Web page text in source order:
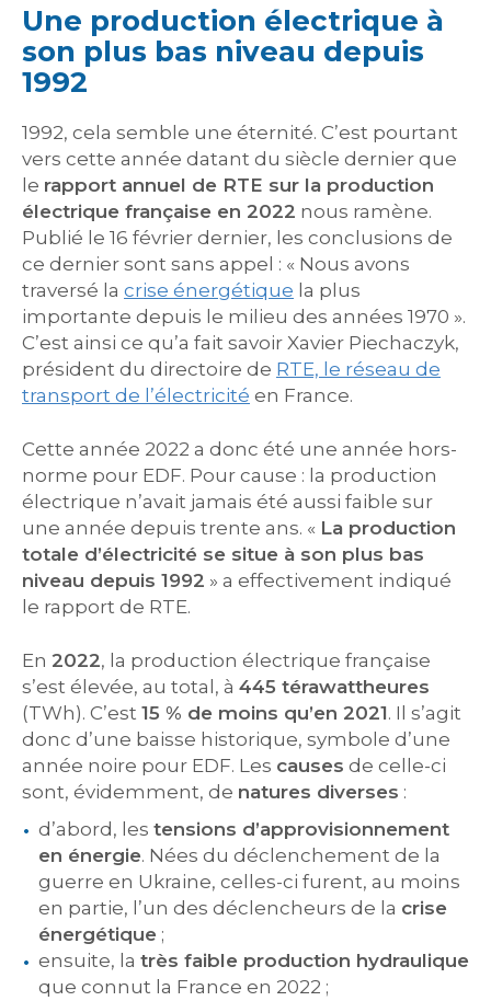
Une production électrique à
son plus bas niveau depuis
1992
1992, cela semble une éternité. C’est pourtant
vers cette année datant du siècle dernier que
le rapport annuel de RTE sur la production
électrique française en 2022 nous ramène.
Publié le 16 février dernier, les conclusions de
ce dernier sont sans appel : « Nous avons
traversé la crise énergétique la plus
importante depuis le milieu des années 1970 ».
C’est ainsi ce qu’a fait savoir Xavier Piechaczyk,
président du directoire de RTE, le réseau de
transport de l’électricité en France.
Cette année 2022 a donc été une année hors-
norme pour EDF. Pour cause : la production
électrique n’avait jamais été aussi faible sur
une année depuis trente ans. « La production
totale d’électricité se situe à son plus bas
niveau depuis 1992 » a effectivement indiqué
le rapport de RTE.
En 2022, la production électrique française
s’est élevée, au total, à 445 térawattheures
(TWh). C’est 15 % de moins qu’en 2021. Il s’agit
donc d’une baisse historique, symbole d’une
année noire pour EDF. Les causes de celle-ci
sont, évidemment, de natures diverses :
d’abord, les tensions d’approvisionnement
en énergie. Nées du déclenchement de la
guerre en Ukraine, celles-ci furent, au moins
en partie, l’un des déclencheurs de la crise
énergétique ;
ensuite, la très faible production hydraulique
que connut la France en 2022 ;